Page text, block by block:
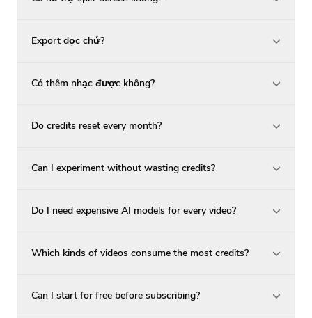
Export dọc chứ?
Có thêm nhạc được không?
Do credits reset every month?
Can I experiment without wasting credits?
Do I need expensive AI models for every video?
Which kinds of videos consume the most credits?
Can I start for free before subscribing?